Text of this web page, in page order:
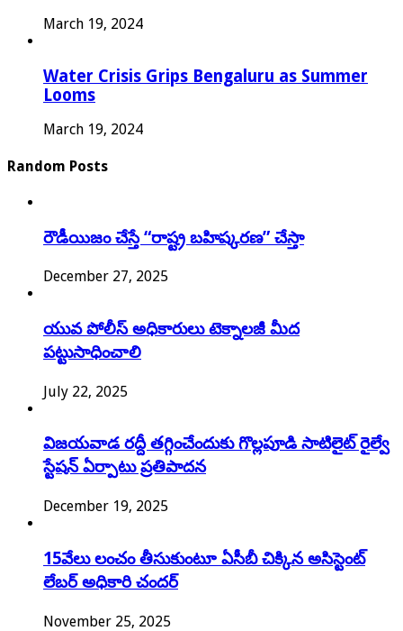
March 19, 2024
Water Crisis Grips Bengaluru as Summer
Looms
March 19, 2024
Random Posts
రౌడీయిజం చేస్తే “రాష్ట్ర బహిష్కరణ” చేస్తా
December 27, 2025
యువ పోలీస్ అధికారులు టెక్నాలజీ మీద
పట్టుసాధించాలి
July 22, 2025
విజయవాడ రద్దీ తగ్గించేందుకు గొల్లపూడి సాటిలైట్ రైల్వే
స్టేషన్ ఏర్పాటు ప్రతిపాదన
December 19, 2025
15వేలు లంచం తీసుకుంటూ ఏసీబీ చిక్కిన అసిస్టెంట్
లేబర్ అధికారి చందర్
November 25, 2025